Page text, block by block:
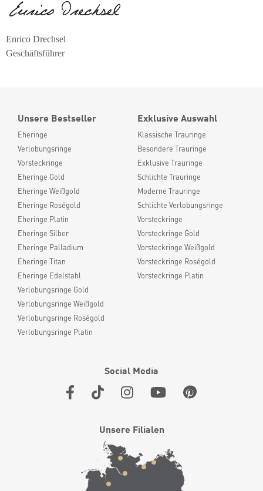
Enrico Drechsel
Geschäftsführer
Unsere Bestseller
Eheringe
Verlobungsringe
Vorsteckringe
Eheringe Gold
Eheringe Weißgold
Eheringe Roségold
Eheringe Platin
Eheringe Silber
Eheringe Palladium
Eheringe Titan
Eheringe Edelstahl
Verlobungsringe Gold
Verlobungsringe Weißgold
Verlobungsringe Roségold
Verlobungsringe Platin
Exklusive Auswahl
Klassische Trauringe
Besondere Trauringe
Exklusive Trauringe
Schlichte Trauringe
Moderne Trauringe
Schlichte Verlobungsringe
Vorsteckringe
Vorsteckringe Gold
Vorsteckringe Weißgold
Vorsteckringe Roségold
Vorsteckringe Platin
Social Media
Unsere Filialen